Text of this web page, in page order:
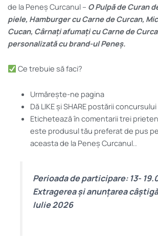
de la Peneș Curcanul – O Pulpă de Curan
piele, Hamburger cu Carne de Curcan,
Cucan, Cârnați afumați cu Carne de
personalizată cu brand-ul Peneș.
Ce trebuie să faci?
Urmărește-ne pagina
Dă LIKE și SHARE postării concursului
Etichetează în comentarii trei
este produsul tău preferat de pus
aceasta de la Peneș Curcanul..
Perioada de participare: 13-
Extragerea și anunțarea
Iulie 2026